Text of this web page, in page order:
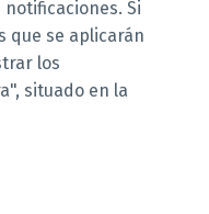
Si
que se aplicarán
los
situado en la